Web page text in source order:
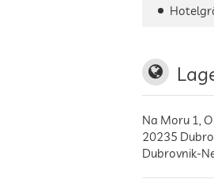
Na Moru 1,
20235
Dubrovnik-